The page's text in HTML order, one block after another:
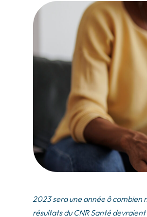
2023 sera une année ô combien
résultats du CNR Santé